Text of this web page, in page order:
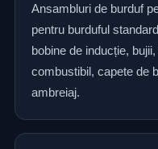
Ansambluri de burduf
pentru burduful
bobine de inducție,
combustibil, capete de
ambreiaj.